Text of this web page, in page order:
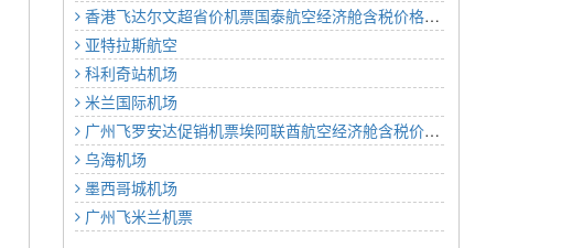
香港飞达尔文超省价机票国泰航空经济舱含税价格4591元2023年01月14日
亚特拉斯航空
科利奇站机场
米兰国际机场
广州飞罗安达促销机票埃阿联酋航空经济舱含税价格10033元2023年01月18日
乌海机场
墨西哥城机场
广州飞米兰机票